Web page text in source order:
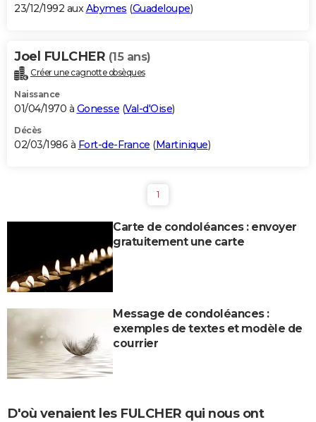
23/12/1992 auxAbymes (Guadeloupe)
Joel FULCHER (15 ans)
Créer une cagnotte obsèques
Naissance
01/04/1970 à Gonesse (Val-d'Oise)
Décès
02/03/1986 à Fort-de-France (Martinique)
1
Carte de condoléances : envoyer
gratuitement une carte
Message de condoléances :
exemples de textes et modèle de
courrier
D'où venaient les FULCHER qui nous ont